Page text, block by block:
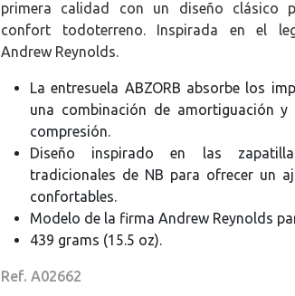
primera calidad con un diseño clásico
confort todoterreno. Inspirada en el
Andrew Reynolds.
La entresuela ABZORB absorbe los
una combinación de amortiguación y
compresión.
Diseño inspirado en las
tradicionales de NB para ofrecer un
confortables.
Modelo de la firma Andrew Reynolds
439 grams (15.5 oz).
Ref. A02662